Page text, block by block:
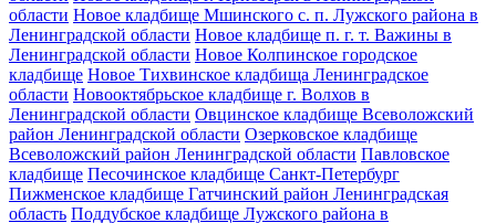
области Новое кладбище Мшинского с. п. Лужского района в
Ленинградской области Новое кладбище п. г. т. Важины в
Ленинградской области Новое Колпинское городское
кладбище Новое Тихвинское кладбища Ленинградское
области Новооктябрьское кладбище г. Волхов в
Ленинградской области Овцинское кладбище Всеволожский
район Ленинградской области Озерковское кладбище
Всеволожский район Ленинградской области Павловское
кладбище Песочинское кладбище Санкт-Петербург
Пижменское кладбище Гатчинский район Ленинградская
область Поддубское кладбище Лужского района в